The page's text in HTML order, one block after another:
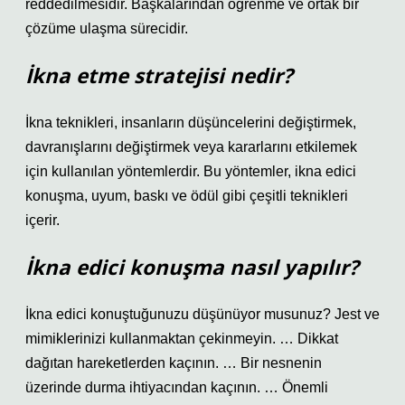
reddedilmesidir. Başkalarından öğrenme ve ortak bir
çözüme ulaşma sürecidir.
İkna etme stratejisi nedir?
İkna teknikleri, insanların düşüncelerini değiştirmek,
davranışlarını değiştirmek veya kararlarını etkilemek
için kullanılan yöntemlerdir. Bu yöntemler, ikna edici
konuşma, uyum, baskı ve ödül gibi çeşitli teknikleri
içerir.
İkna edici konuşma nasıl yapılır?
İkna edici konuştuğunuzu düşünüyor musunuz? Jest ve
mimiklerinizi kullanmaktan çekinmeyin. … Dikkat
dağıtan hareketlerden kaçının. … Bir nesnenin
üzerinde durma ihtiyacından kaçının. … Önemli